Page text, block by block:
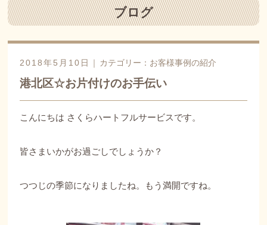
ブログ
2018年5月10日｜ カテゴリー： お客様事例の紹介
港北区☆お片付けのお手伝い
こんにちは さくらハートフルサービスです。
皆さまいかがお過ごしでしょうか？
つつじの季節になりましたね。もう満開ですね。